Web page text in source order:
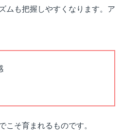
ムも把握しやすくなります。ア
そ育まれるものです。